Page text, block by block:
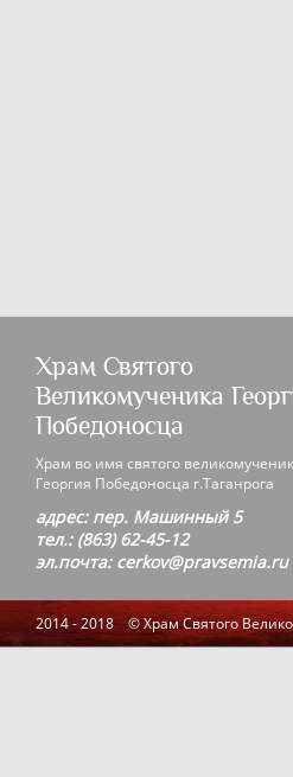
Храм Святого
Великомученика
Победоносца
Храм во имя святого
Георгия Победоносца г.Таганрога
адрес: пер. Машинный 5
тел.: (863) 62-45-12
эл.почта: cerkov@pravsemia.ru
2014 - 2018 © Храм Святого